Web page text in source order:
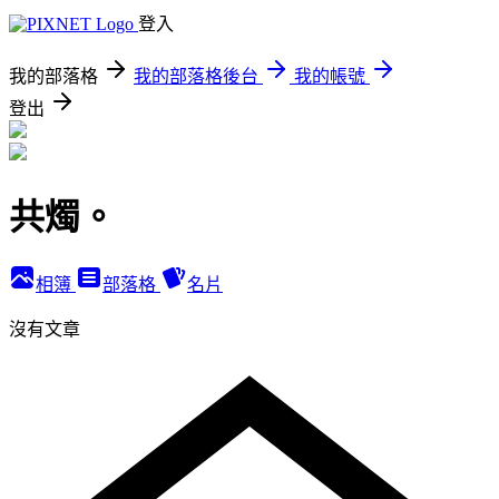
登入
我的部落格 我的部落格後台
我的帳號
登出
共燭。
相簿 部落格 名片
沒有文章